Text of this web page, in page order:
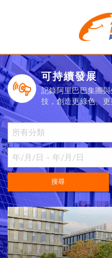
可持續發展
記錄阿里巴巴集團
技，創造更綠色、
搜尋